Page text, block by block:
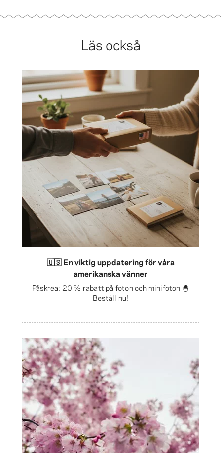
Läs också
🇺🇸 En viktig uppdatering för våra
amerikanska vänner
Påskrea: 20 % rabatt på foton och minifoton 🐣
Beställ nu!